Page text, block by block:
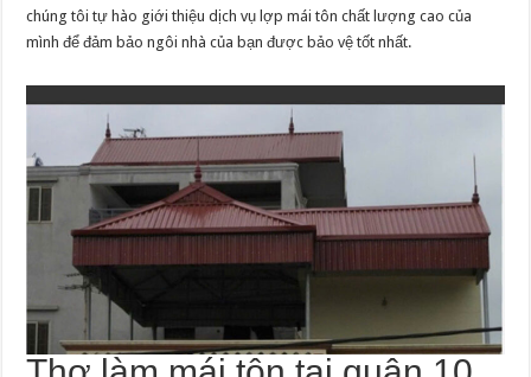
chúng tôi tự hào giới thiệu dịch vụ lợp mái tôn chất lượng cao của
mình để đảm bảo ngôi nhà của bạn được bảo vệ tốt nhất.